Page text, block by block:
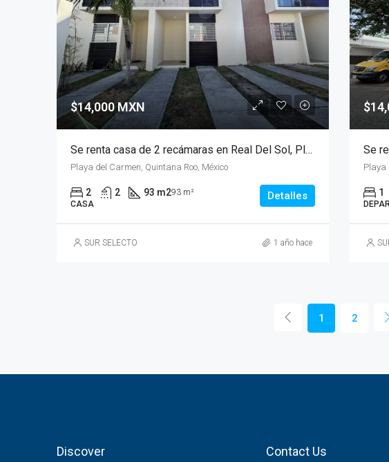
$14,000 MXN
Se renta casa de 2 recámaras en Real Del Sol, Playa del Carmen
Playa del Carmen, Quintana Roo, México
2 2 93 m293 m²
CASA
Detalles
SUR SELECTO 1 año hace
Playa
1
1 2
Discover Contact Us